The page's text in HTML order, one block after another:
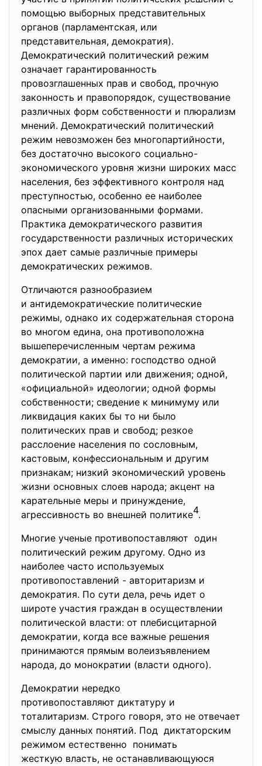
помощью выборных представительных
органов (парламентская, или
представительная, демократия).
Демократический политический режим
означает гарантированность
провозглашенных прав и свобод, прочную
законность и правопорядок, существование
различных форм собственности и плюрализм
мнений. Демократический политический
режим невозможен без многопартийности,
без достаточно высокого социально-
экономического уровня жизни широких масс
населения, без эффективного контроля над
преступностью, особенно ее наиболее
опасными организованными формами.
Практика демократического развития
государственности различных исторических
эпох дает самые различные примеры
демократических режимов.
Отличаются разнообразием
и антидемократические политические
режимы, однако их содержательная сторона
во многом едина, она противоположна
вышеперечисленным чертам режима
демократии, а именно: господство одной
политической партии или движения; одной,
«официальной» идеологии; одной формы
собственности; сведение к минимуму или
ликвидация каких бы то ни было
политических прав и свобод; резкое
расслоение населения по сословным,
кастовым, конфессиональным и другим
признакам; низкий экономический уровень
жизни основных слоев народа; акцент на
карательные меры и принуждение,
агрессивность во внешней политике4.
Многие ученые противопоставляют один
политический режим другому. Одно из
наиболее часто используемых
противопоставлений - авторитаризм и
демократия. По сути дела, речь идет о
широте участия граждан в осуществлении
политической власти: от плебисцитарной
демократии, когда все важные решения
принимаются прямым волеизъявлением
народа, до монократии (власти одного).
Демократии нередко
противопоставляют диктатуру и
тоталитаризм. Строго говоря, это не отвечает
смыслу данных понятий. Под диктаторским
режимом естественно понимать
жесткую власть, не останавливающуюся